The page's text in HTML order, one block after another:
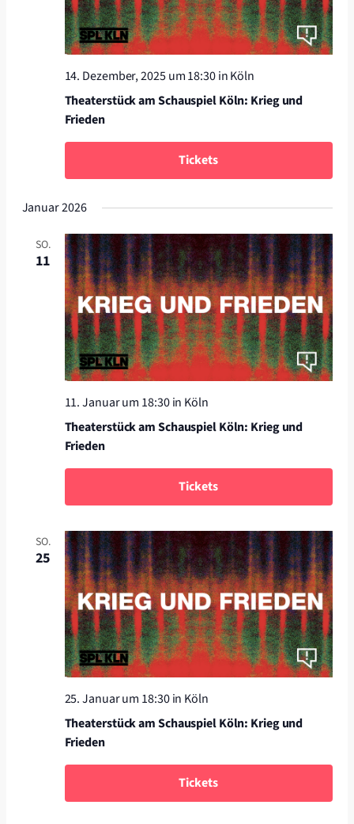
14. Dezember, 2025 um 18:30in Köln
Theaterstück am Schauspiel Köln: Krieg und
Frieden
Tickets
Januar 2026
SO.
11
11. Januar um 18:30in Köln
Theaterstück am Schauspiel Köln: Krieg und
Frieden
Tickets
SO.
25
25. Januar um 18:30in Köln
Theaterstück am Schauspiel Köln: Krieg und
Frieden
Tickets